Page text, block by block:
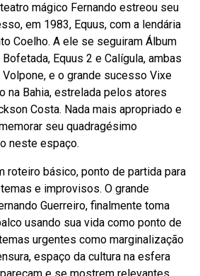
mágico Fernando estreou seu
em 1983, Equus, com a lendária
Coelho. A ele se seguiram Álbum
Equus 2 e Calígula, ambas
e o grande sucesso Vixe
na Bahia, estrelada pelos atores
Costa. Nada mais apropriado e
seu quadragésimo
neste espaço.
roteiro básico, ponto de partida para
e improvisos. O grande
Guerreiro, finalmente toma
usando sua vida como ponto de
urgentes como marginalização
espaço da cultura na esfera